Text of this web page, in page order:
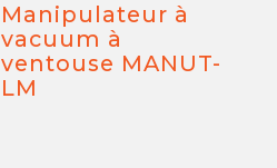
Manipulateur à
vacuum à
ventouse MANUT-
LM